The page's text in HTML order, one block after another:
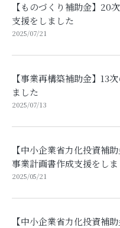
【ものづくり補助金】20
支援をしました
2025/07/21
【事業再構築補助金】13
ました
2025/07/13
【中小企業省力化投資補
事業計画書作成支援をし
2025/05/21
【中小企業省力化投資補